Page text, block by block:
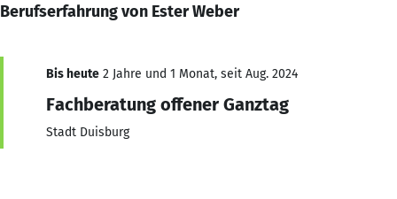
Berufserfahrung von Ester Weber
Bis heute 2 Jahre und 1 Monat, seit Aug. 2024
Fachberatung offener Ganztag
Stadt Duisburg